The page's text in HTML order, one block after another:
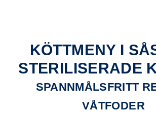
KÖTTMENY I
STERILISERADE
SPANNMÅLSFRITT
VÅTFODER